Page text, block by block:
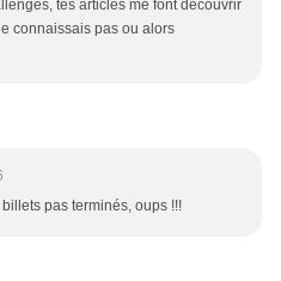
tes articles me font découvrir
connaissais pas ou alors
pas terminés, oups !!!